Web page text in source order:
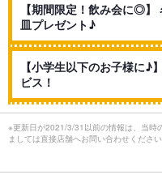
【期間限定！飲み会に◎
皿プレゼント♪
【小学生以下のお子様に
ビス！
※更新日が2021/3/31以前の情報は、当時
ましては直接店舗へお問い合わせください